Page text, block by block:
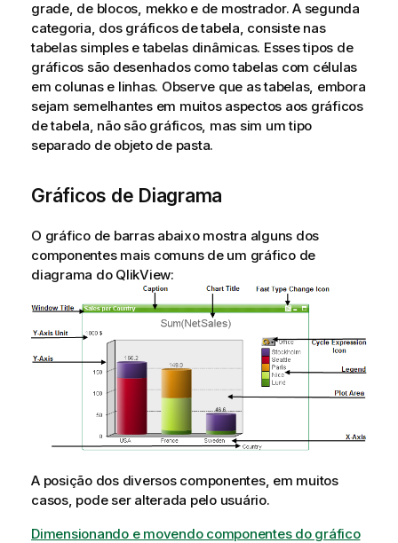
grade, de blocos, mekko e de mostrador. A segunda
categoria, dos gráficos de tabela, consiste nas
tabelas simples e tabelas dinâmicas. Esses tipos de
gráficos são desenhados como tabelas com células
em colunas e linhas. Observe que as tabelas, embora
sejam semelhantes em muitos aspectos aos gráficos
de tabela, não são gráficos, mas sim um tipo
separado de objeto de pasta.
Gráficos de Diagrama
O gráfico de barras abaixo mostra alguns dos
componentes mais comuns de um gráfico de
diagrama do QlikView:
A posição dos diversos componentes, em muitos
casos, pode ser alterada pelo usuário.
Dimensionando e movendo componentes do gráfico